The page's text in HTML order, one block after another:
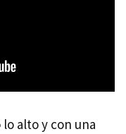
alto y con una